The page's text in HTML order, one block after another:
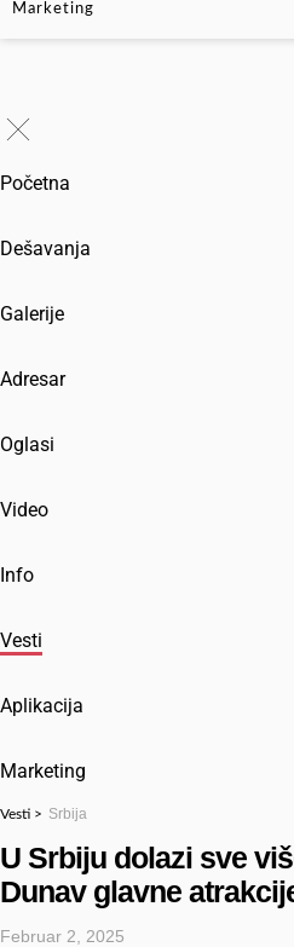
Marketing
Početna
Dešavanja
Galerije
Adresar
Oglasi
Video
Info
Vesti
Aplikacija
Marketing
Vesti > Srbija
U Srbiju dolazi sve
Dunav glavne
Februar 2, 2025